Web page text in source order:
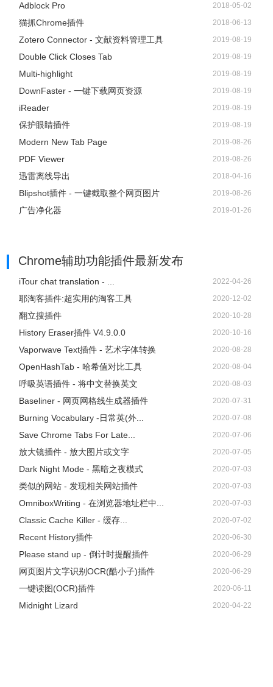
Adblock Pro 2018-05-02
猫抓Chrome插件 2018-06-13
Zotero Connector - 文献资料管理工具 2019-08-19
Double Click Closes Tab 2019-08-19
Multi-highlight 2019-08-19
DownFaster - 一键下载网页资源 2019-08-19
iReader 2019-08-19
保护眼睛插件 2019-08-19
Modern New Tab Page 2019-08-26
PDF Viewer 2019-08-26
迅雷离线导出 2018-04-16
Blipshot插件 - 一键截取整个网页图片 2019-08-26
广告净化器 2019-01-26
Chrome辅助功能插件最新发布
iTour chat translation - ... 2022-04-26
耶淘客插件:超实用的淘客工具 2020-12-02
翻立搜插件 2020-10-28
History Eraser插件 V4.9.0.0 2020-10-16
Vaporwave Text插件 - 艺术字体转换 2020-08-28
OpenHashTab - 哈希值对比工具 2020-08-04
呼吸英语插件 - 将中文替换英文 2020-08-03
Baseliner - 网页网格线生成器插件 2020-07-31
Burning Vocabulary -日常英(外... 2020-07-08
Save Chrome Tabs For Late... 2020-07-06
放大镜插件 - 放大图片或文字 2020-07-05
Dark Night Mode - 黑暗之夜模式 2020-07-03
类似的网站 - 发现相关网站插件 2020-07-03
OmniboxWriting - 在浏览器地址栏中... 2020-07-03
Classic Cache Killer - 缓存... 2020-07-02
Recent History插件 2020-06-30
Please stand up - 倒计时提醒插件 2020-06-29
网页图片文字识别OCR(酷小子)插件 2020-06-29
一键读图(OCR)插件 2020-06-11
Midnight Lizard 2020-04-22